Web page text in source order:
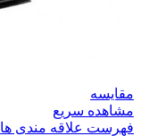
مقایسه
مشاهده سریع
فهرست علاقه مندی ها